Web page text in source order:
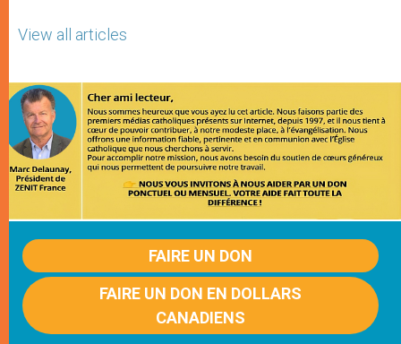
View all articles
FAIRE UN DON
FAIRE UN DON EN DOLLARS
CANADIENS